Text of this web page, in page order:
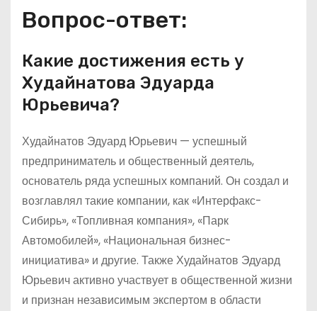
Вопрос-ответ:
Какие достижения есть у
Худайнатова Эдуарда
Юрьевича?
Худайнатов Эдуард Юрьевич — успешный
предприниматель и общественный деятель,
основатель ряда успешных компаний. Он создал и
возглавлял такие компании, как «Интерфакс-
Сибирь», «Топливная компания», «Парк
Автомобилей», «Национальная бизнес-
инициатива» и другие. Также Худайнатов Эдуард
Юрьевич активно участвует в общественной жизни
и признан независимым экспертом в области